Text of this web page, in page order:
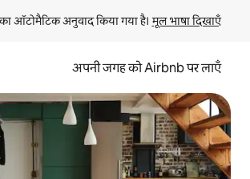
ऑटोमैटिक अनुवाद किया गया है। मूल भाषा दिखाएँ
अपनी जगह को Airbnb पर लाएँ